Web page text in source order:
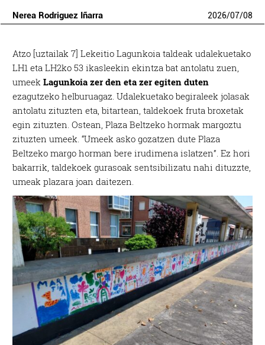
Nerea Rodriguez Iñarra 2026/07/08
Atzo [uztailak 7] Lekeitio Lagunkoia taldeak udalekuetako
LH1 eta LH2ko 53 ikasleekin ekintza bat antolatu zuen,
umeekLagunkoia zer den eta zer egiten duten
ezagutzeko helburuagaz. Udalekuetako begiraleek jolasak
antolatu zituzten eta, bitartean, taldekoek fruta broxetak
egin zituzten. Ostean, Plaza Beltzeko hormak margoztu
zituzten umeek. “Umeek asko gozatzen dute Plaza
Beltzeko margo horman bere irudimena islatzen”. Ez hori
bakarrik, taldekoek gurasoak sentsibilizatu nahi dituzzte,
umeak plazara joan daitezen.